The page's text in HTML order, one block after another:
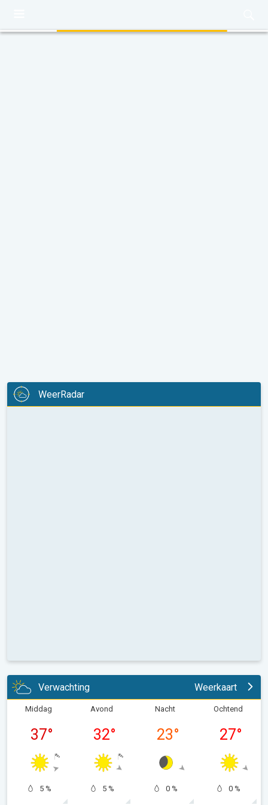
WeerRadar
Verwachting Weerkaart
Middag
37°
5 %
Avond
32°
5 %
Nacht
23°
0 %
Ochtend
27°
0 %